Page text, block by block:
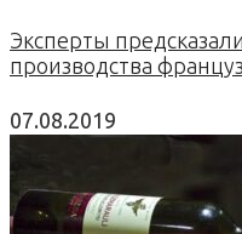
Эксперты
производства
07.08.2019